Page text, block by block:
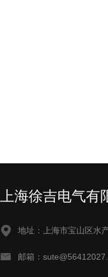
上海徐吉电气有
地址：上海市宝山区水
邮箱：